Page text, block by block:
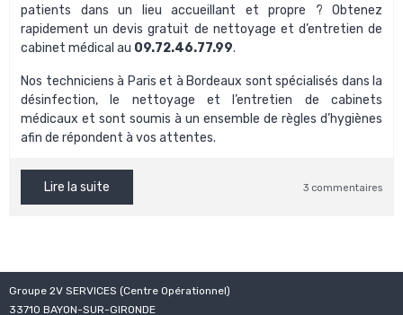
patients dans un lieu accueillant et propre ? Obtenez
rapidement undevis gratuit de nettoyage et d’entretien de
cabinet médical au 09.72.46.77.99.
Nos techniciens à Paris et à Bordeaux sont spécialisés dans la
désinfection, le nettoyage et l’entretien de cabinets
médicaux et sont soumis à un ensemble de règles d’hygiènes
afin de répondent à vos attentes.
Lire la suite 3 commentaires
Groupe 2V SERVICES (Centre Opérationnel)
33710 BAYON-SUR-GIRONDE